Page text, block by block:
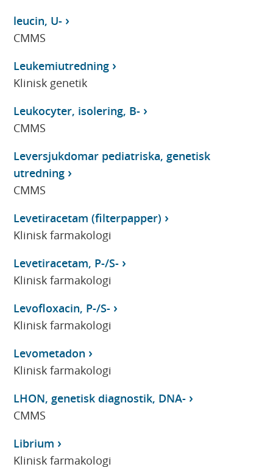
leucin, U-
CMMS
Leukemiutredning
Klinisk genetik
Leukocyter, isolering, B-
CMMS
Leversjukdomar pediatriska, genetisk
utredning
CMMS
Levetiracetam (filterpapper)
Klinisk farmakologi
Levetiracetam, P-/S-
Klinisk farmakologi
Levofloxacin, P-/S-
Klinisk farmakologi
Levometadon
Klinisk farmakologi
LHON, genetisk diagnostik, DNA-
CMMS
Librium
Klinisk farmakologi